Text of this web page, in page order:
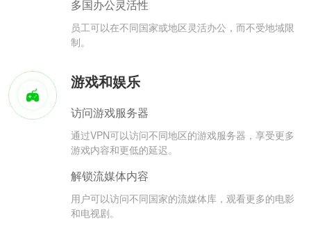
多国办公灵活性
员工可以在不同国家或地区灵活办公，而不受地域限
制。
游戏和娱乐
访问游戏服务器
通过VPN可以访问不同地区的游戏服务器，享受更多
游戏内容和更低的延迟。
解锁流媒体内容
用户可以访问不同国家的流媒体库，观看更多的电影
和电视剧。